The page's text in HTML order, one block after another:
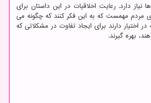
نیاز دارد. رعایت اخلاقیات در این داستان برای
مردم مهمست که به این فکر کنند که چگونه می
در اختیار دارند برای ایجاد تفاوت در مشکلاتی که
بهره گیرند.